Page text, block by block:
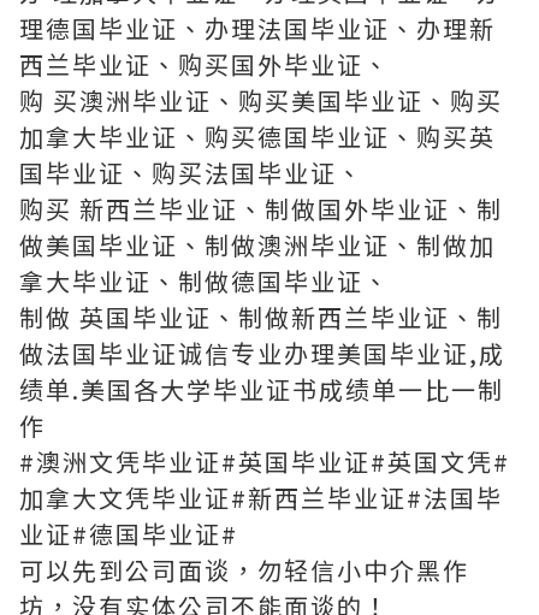
理德国毕业证、办理法国毕业证、办理新
西兰毕业证、购买国外毕业证、
购 买澳洲毕业证、购买美国毕业证、购买
加拿大毕业证、购买德国毕业证、购买英
国毕业证、购买法国毕业证、
购买 新西兰毕业证、制做国外毕业证、制
做美国毕业证、制做澳洲毕业证、制做加
拿大毕业证、制做德国毕业证、
制做 英国毕业证、制做新西兰毕业证、制
做法国毕业证诚信专业办理美国毕业证,成
绩单.美国各大学毕业证书成绩单一比一制
作
#澳洲文凭毕业证#英国毕业证#英国文凭#
加拿大文凭毕业证#新西兰毕业证#法国毕
业证#德国毕业证#
可以先到公司面谈，勿轻信小中介黑作
坊，没有实体公司不能面谈的！